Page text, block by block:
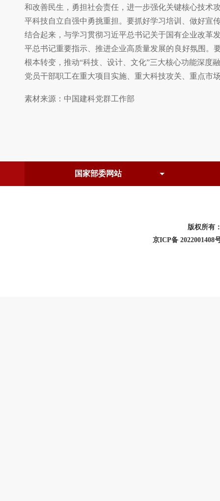
和改善民生，勇担社会责任，进一步强化关键核心技术
平科技自立自强中勇挑重担。要抓好学习培训、做好宣
结合起来，与学习贯彻习近平总书记关于国有企业改革
平总书记重要指示、推进企业高质量发展的良好氛围。
根本转变，推动“科技、设计、文化”三大核心功能深度
党员干部职工在重大项目实施、重大科技攻关、重点市
素材来源：中国建科党群工作部
版权所有
京ICP备 2022001408